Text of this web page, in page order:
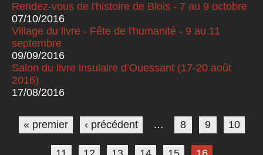
Rendez-vous de l'histoire de Blois - 7 au 9 octobre
07/10/2016
Village du livre - Fête de l'humanité - 9 au 11
septembre
09/09/2016
Salon du livre insulaire d’Ouessant (17-20 août
2016)
17/08/2016
Pages
« premier ‹ précédent … 8 9 10